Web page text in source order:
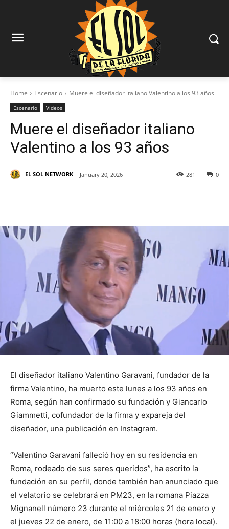
Home Escenario Muere el diseñador italiano Valentino a los 93 años
Escenario Videos
Muere el diseñador italiano
Valentino a los 93 años
EL SOL NETWORK January 20, 2026 0
281
El diseñador italiano Valentino Garavani, fundador de la
firma Valentino, ha muerto este lunes a los 93 años en
Roma, según han confirmado su fundación y Giancarlo
Giammetti, cofundador de la firma y expareja del
diseñador, una publicación en Instagram.
“Valentino Garavani falleció hoy en su residencia en
Roma, rodeado de sus seres queridos”, ha escrito la
fundación en su perfil, donde también han anunciado que
el velatorio se celebrará en PM23, en la romana Piazza
Mignanell número 23 durante el miércoles 21 de enero y
el jueves 22 de enero, de 11:00 a 18:00 horas (hora local).